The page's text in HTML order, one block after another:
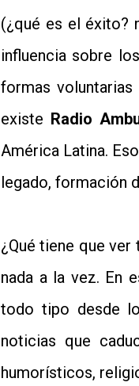
(¿qué es el éxito?
influencia sobre
formas
existe Radio
América Latina.
legado, formación
¿Qué tiene que
nada a la vez. En
todo tipo desde
noticias que
humorísticos,